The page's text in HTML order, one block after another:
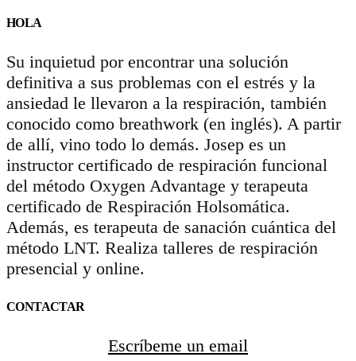
HOLA
Su inquietud por encontrar una solución
definitiva a sus problemas con el estrés y la
ansiedad le llevaron a la respiración, también
conocido como breathwork (en inglés). A partir
de allí, vino todo lo demás. Josep es un
instructor certificado de respiración funcional
del método Oxygen Advantage y terapeuta
certificado de Respiración Holsomática.
Además, es terapeuta de sanación cuántica del
método LNT. Realiza talleres de respiración
presencial y online.
CONTACTAR
Escríbeme un email